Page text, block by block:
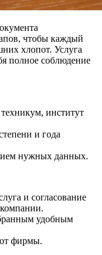
чтобы каждый
хлопот. Услуга
полное соблюдение
институт
и года
нужных данных.
и согласование
удобным
фирмы.